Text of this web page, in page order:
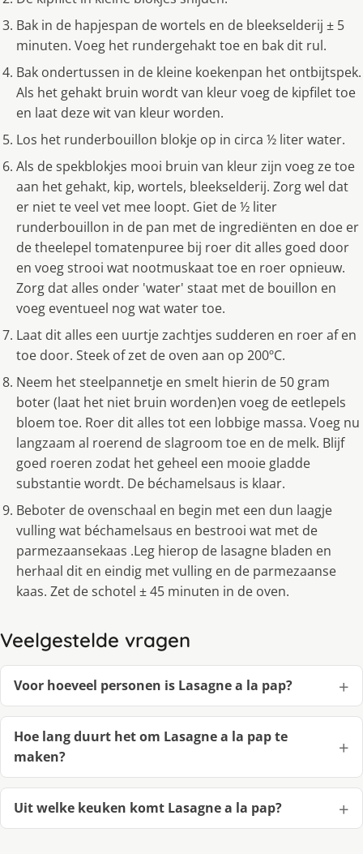
Bak in de hapjespan de wortels en de bleekselderij ± 5
minuten. Voeg het rundergehakt toe en bak dit rul.
Bak ondertussen in de kleine koekenpan het ontbijtspek.
Als het gehakt bruin wordt van kleur voeg de kipfilet toe
en laat deze wit van kleur worden.
Los het runderbouillon blokje op in circa ½ liter water.
Als de spekblokjes mooi bruin van kleur zijn voeg ze toe
aan het gehakt, kip, wortels, bleekselderij. Zorg wel dat
er niet te veel vet mee loopt. Giet de ½ liter
runderbouillon in de pan met de ingrediënten en doe er
de theelepel tomatenpuree bij roer dit alles goed door
en voeg strooi wat nootmuskaat toe en roer opnieuw.
Zorg dat alles onder 'water' staat met de bouillon en
voeg eventueel nog wat water toe.
Laat dit alles een uurtje zachtjes sudderen en roer af en
toe door. Steek of zet de oven aan op 200ºC.
Neem het steelpannetje en smelt hierin de 50 gram
boter (laat het niet bruin worden)en voeg de eetlepels
bloem toe. Roer dit alles tot een lobbige massa. Voeg nu
langzaam al roerend de slagroom toe en de melk. Blijf
goed roeren zodat het geheel een mooie gladde
substantie wordt. De béchamelsaus is klaar.
Beboter de ovenschaal en begin met een dun laagje
vulling wat béchamelsaus en bestrooi wat met de
parmezaansekaas .Leg hierop de lasagne bladen en
herhaal dit en eindig met vulling en de parmezaanse
kaas. Zet de schotel ± 45 minuten in de oven.
Veelgestelde vragen
Voor hoeveel personen is Lasagne a la pap?
Hoe lang duurt het om Lasagne a la pap te
maken?
Uit welke keuken komt Lasagne a la pap?